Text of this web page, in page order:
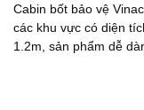
Cabin bốt bảo vệ
các khu vực có diện
1.2m, sản phẩm dễ